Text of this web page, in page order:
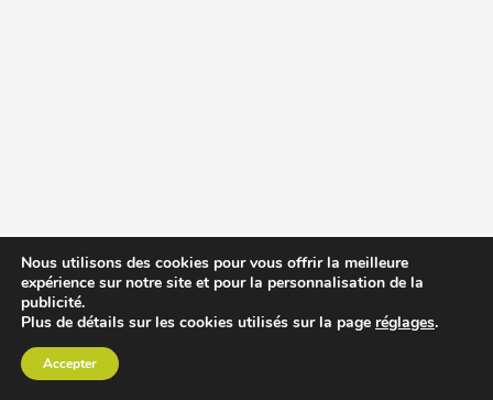
Nous utilisons des cookies pour vous offrir la meilleure
expérience sur notre site et pour la personnalisation de la
publicité.
Plus de détails sur les cookies utilisés sur la page réglages.
Accepter